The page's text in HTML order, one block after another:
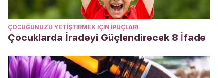
ÇOCUĞUNUZU YETIŞTIRMEK IÇIN IPUÇLARI
Çocuklarda İradeyi Güçlendirecek 8 İfade